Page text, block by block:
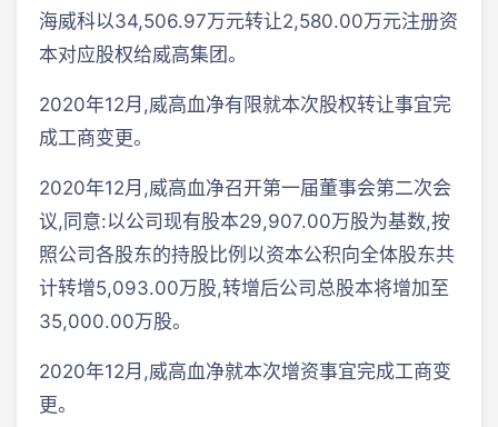
海威科以34,506.97万元转让2,580.00万元注册资
本对应股权给威高集团。
2020年12月,威高血净有限就本次股权转让事宜完
成工商变更。
2020年12月,威高血净召开第一届董事会第二次会
议,同意:以公司现有股本29,907.00万股为基数,按
照公司各股东的持股比例以资本公积向全体股东共
计转增5,093.00万股,转增后公司总股本将增加至
35,000.00万股。
2020年12月,威高血净就本次增资事宜完成工商变
更。